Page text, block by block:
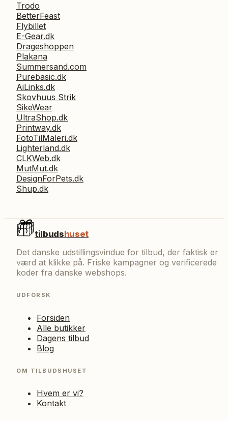
Trodo
BetterFeast
Flybillet
E-Gear.dk
Drageshoppen
Plakana
Summersand.com
Purebasic.dk
AiLinks.dk
Skovhuus Strik
SikeWear
UltraShop.dk
Printway.dk
FotoTilMaleri.dk
Lighterland.dk
CLKWeb.dk
MutMut.dk
DesignForPets.dk
Shup.dk
tilbudshuset
Det danske udstillingsvindue for tilbud, der faktisk er
værd at klikke på. Friske kampagner og verificerede
koder fra danske webshops.
UDFORSK
Forsiden
Alle butikker
Dagens tilbud
Blog
OM TILBUDSHUSET
Hvem er vi?
Kontakt